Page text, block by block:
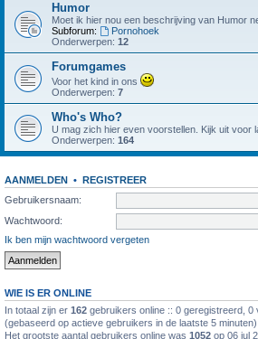
Humor
Moet ik hier nou een beschrijving van Humor
Subforum:
Pornohoek
Onderwerpen: 12
Forumgames
Voor het kind in ons
Onderwerpen: 7
Who's Who?
U mag zich hier even voorstellen. Kijk uit voor
Onderwerpen: 164
AANMELDEN • REGISTREER
Gebruikersnaam:
Wachtwoord:
Ik ben mijn wachtwoord vergeten
WIE IS ER ONLINE
In totaal zijn er 162 gebruikers online :: 0 geregistreerd, 0
(gebaseerd op actieve gebruikers in de laatste 5 minuten)
Het grootste aantal gebruikers online was 1052 op 06 jul